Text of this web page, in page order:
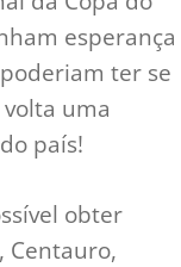
esperança
ter se
uma
país!
obter
Centauro,